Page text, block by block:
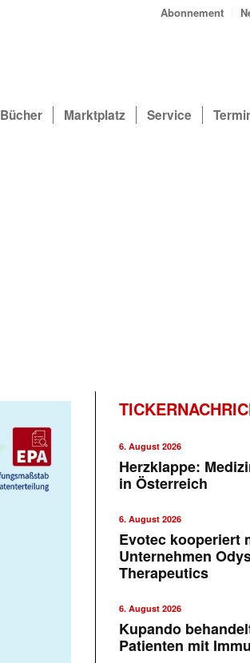
Abonnement
Bücher Marktplatz Service
6. August 2026
Herzklappe:
in Österreich
6. August 2026
Evotec kooperiert
Unternehmen
Therapeutics
6. August 2026
Kupando
Patienten mit